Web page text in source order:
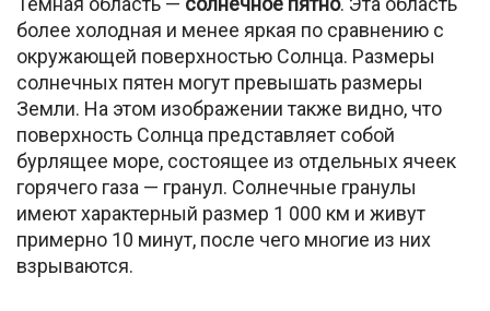
более холодная и менее яркая по сравнению с
окружающей поверхностью Солнца. Размеры
солнечных пятен могут превышать размеры
Земли. На этом изображении также видно, что
поверхность Солнца представляет собой
бурлящее море, состоящее из отдельных ячеек
горячего газа — гранул. Солнечные гранулы
имеют характерный размер 1 000 км и живут
примерно 10 минут, после чего многие из них
взрываются.